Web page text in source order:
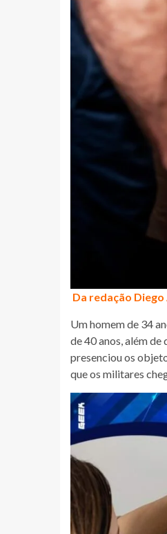
Da redação Diego
Um homem de 34
de 40 anos, além
presenciou os
que os militares